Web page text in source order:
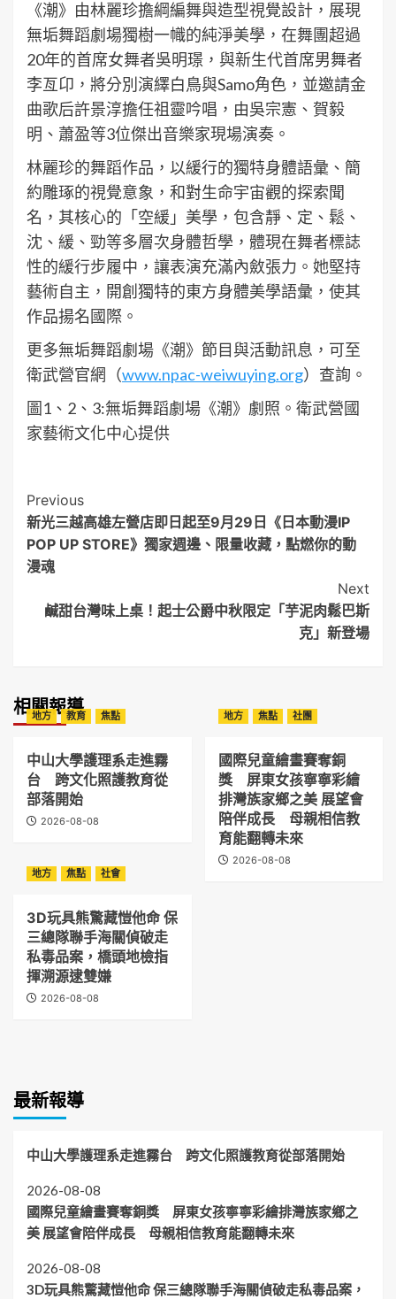
《潮》由林麗珍擔綱編舞與造型視覺設計，展現
無垢舞蹈劇場獨樹一幟的純淨美學，在舞團超過
20年的首席女舞者吳明璟，與新生代首席男舞者
李亙卬，將分別演繹白鳥與Samo角色，並邀請金
曲歌后許景淳擔任祖靈吟唱，由吳宗憲、賀毅
明、蕭盈等3位傑出音樂家現場演奏。
林麗珍的舞蹈作品，以緩行的獨特身體語彙、簡
約雕琢的視覺意象，和對生命宇宙觀的探索聞
名，其核心的「空緩」美學，包含靜、定、鬆、
沈、緩、勁等多層次身體哲學，體現在舞者標誌
性的緩行步履中，讓表演充滿內斂張力。她堅持
藝術自主，開創獨特的東方身體美學語彙，使其
作品揚名國際。
更多無垢舞蹈劇場《潮》節目與活動訊息，可至
衛武營官網（www.npac-weiwuying.org）查詢。
圖1、2、3:無垢舞蹈劇場《潮》劇照。衛武營國
家藝術文化中心提供
Post
Navigation
Previous
新光三越高雄左營店即日起至9月29日《日本動漫IP
POP UP STORE》獨家週邊、限量收藏，點燃你的動
漫魂
Next
鹹甜台灣味上桌！起士公爵中秋限定「芋泥肉鬆巴斯
克」新登場
相關報導
地方 教育 焦點
中山大學護理系走進霧
台 跨文化照護教育從
部落開始
2026-08-08
地方 焦點 社團
國際兒童繪畫賽奪銅
獎 屏東女孩寧寧彩繪
排灣族家鄉之美 展望會
陪伴成長 母親相信教
育能翻轉未來
2026-08-08
地方
焦點 社會
3D玩具熊驚藏愷他命 保
三總隊聯手海關偵破走
私毒品案，橋頭地檢指
揮溯源逮雙嫌
2026-08-08
最新報導
中山大學護理系走進霧台 跨文化照護教育從部落開始
2026-08-08
國際兒童繪畫賽奪銅獎 屏東女孩寧寧彩繪排灣族家鄉之
美 展望會陪伴成長 母親相信教育能翻轉未來
2026-08-08
3D玩具熊驚藏愷他命 保三總隊聯手海關偵破走私毒品案，